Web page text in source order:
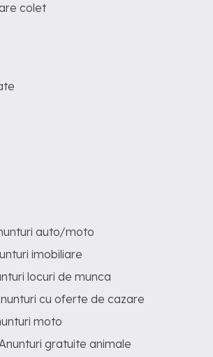
colet
auto/moto
imobiliare
locuri de munca
cu oferte de cazare
moto
gratuite animale